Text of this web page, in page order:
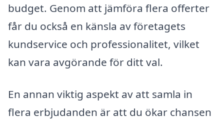
budget. Genom att jämföra flera offerter
får du också en känsla av företagets
kundservice och professionalitet, vilket
kan vara avgörande för ditt val.
En annan viktig aspekt av att samla in
flera erbjudanden är att du ökar chansen